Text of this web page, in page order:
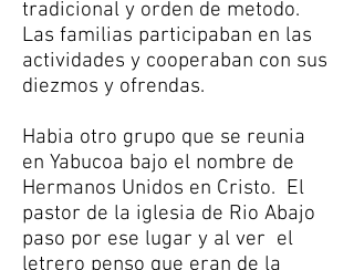
tradicional y orden de metodo.
Las familias participaban en las
actividades y cooperaban con sus
diezmos y ofrendas.
Habia otro grupo que se reunia
en Yabucoa bajo el nombre de
Hermanos Unidos en Cristo. El
pastor de la iglesia de Rio Abajo
paso por ese lugar y al ver el